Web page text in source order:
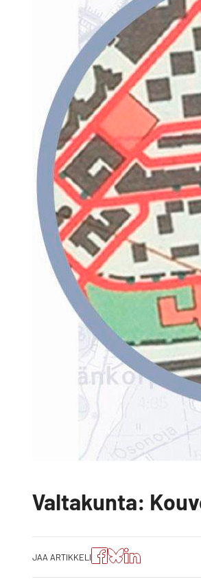
Valtakunta:
JAA ARTIKKELI
JaaJaaJako: